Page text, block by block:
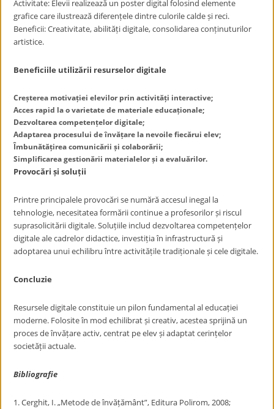
Activitate: Elevii realizează un poster digital folosind elemente
grafice care ilustrează diferențele dintre culorile calde și reci.
Beneficii: Creativitate, abilități digitale, consolidarea conținuturilor
artistice.
Beneficiile utilizării resurselor digitale
Creșterea motivației elevilor prin activități interactive;
Acces rapid la o varietate de materiale educaționale;
Dezvoltarea competențelor digitale;
Adaptarea procesului de învățare la nevoile fiecărui elev;
Îmbunătățirea comunicării și colaborării;
Simplificarea gestionării materialelor și a evaluărilor.
Provocări și soluții
Printre principalele provocări se numără accesul inegal la
tehnologie, necesitatea formării continue a profesorilor și riscul
suprasolicitării digitale. Soluțiile includ dezvoltarea competențelor
digitale ale cadrelor didactice, investiția în infrastructură și
adoptarea unui echilibru între activitățile tradiționale și cele digitale.
Concluzie
Resursele digitale constituie un pilon fundamental al educației
moderne. Folosite în mod echilibrat și creativ, acestea sprijină un
proces de învățare activ, centrat pe elev și adaptat cerințelor
societății actuale.
Bibliografie
1. Cerghit, I. „Metode de învățământ”, Editura Polirom, 2008;